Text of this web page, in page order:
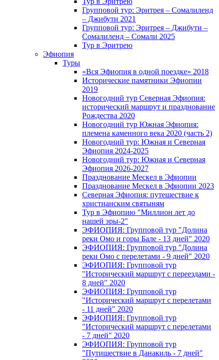
Групповой тур: Эритрея – Cомалиленд
– Джибути 2021
Групповой тур: Эритрея – Джибути –
Сомалиленд – Сомали 2025
Тур в Эритрею
Эфиопия
Туры
«Вся Эфиопия в одной поездке» 2018
Исторические памятники Эфиопии
2019
Новогодний тур Северная Эфиопия:
исторический маршрут и празднование
Рождества 2020
Новогодний тур Южная Эфиопия:
племена каменного века 2020 (часть 2)
Новогодний тур: Южная и Северная
Эфиопия 2024-2025
Новогодний тур: Южная и Северная
Эфиопия 2026-2027
Празднование Мескел в Эфиопии
Празднование Мескел в Эфиопии 2023
Северная Эфиопия: путешествие к
христианским святыням
Тур в Эфиопию "Миллион лет до
нашей эры-2"
ЭФИОПИЯ: Групповой тур "Долина
реки Омо и горы Бале - 13 дней" 2020
ЭФИОПИЯ: Групповой тур "Долина
реки Омо с перелетами - 9 дней" 2020
ЭФИОПИЯ: Групповой тур
"Исторический маршрут с переездами -
8 дней" 2020
ЭФИОПИЯ: Групповой тур
"Исторический маршрут с перелетами
- 11 дней" 2020
ЭФИОПИЯ: Групповой тур
"Исторический маршрут с перелетами
- 7 дней" 2020
ЭФИОПИЯ: Групповой тур
"Путишествие в Данакиль - 7 дней"